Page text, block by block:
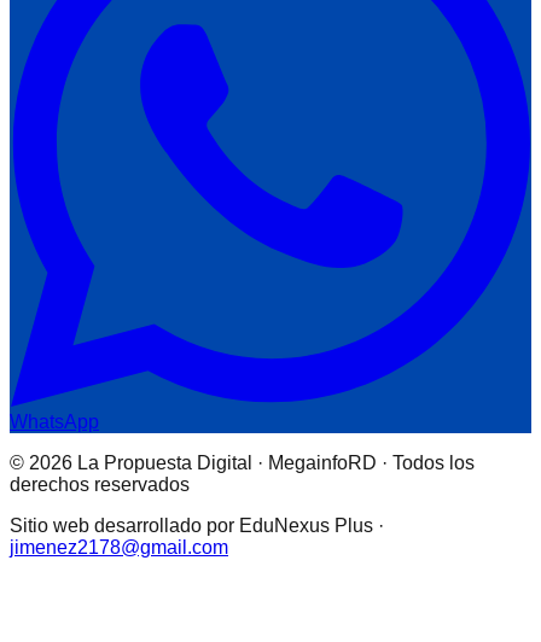
WhatsApp
© 2026 La Propuesta Digital · MegainfoRD · Todos los
derechos reservados
Sitio web desarrollado por EduNexus Plus ·
jimenez2178@gmail.com